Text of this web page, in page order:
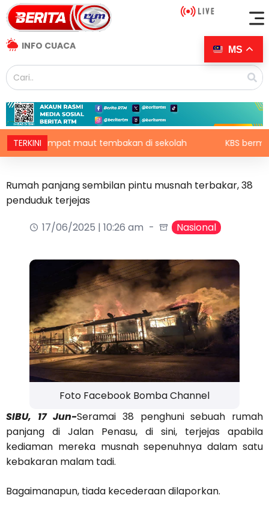
INFO CUACA
TERKINI
Empat maut tembakan di sekolah KBS
Rumah panjang sembilan pintu musnah terbakar, 38
penduduk terjejas
17/06/2025 | 10:26 am
Nasional
Foto Facebook Bomba Channel
SIBU, 17 Jun-Seramai 38 penghuni sebuah rumah
panjang di Jalan Penasu, di sini, terjejas apabila
kediaman mereka musnah sepenuhnya dalam satu
kebakaran malam tadi.
Bagaimanapun, tiada kecederaan dilaporkan.
MS